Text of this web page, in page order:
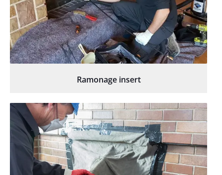
Ramonage insert